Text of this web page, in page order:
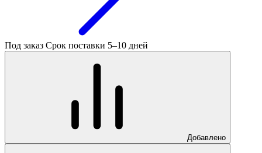
Под заказ Срок поставки 5–10 дней
Добавлено